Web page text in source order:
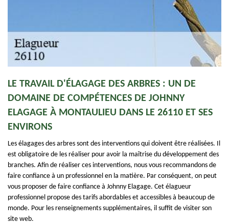
LE TRAVAIL D'ÉLAGAGE DES ARBRES : UN DE
DOMAINE DE COMPÉTENCES DE JOHNNY
ELAGAGE À MONTAULIEU DANS LE 26110 ET SES
ENVIRONS
Les élagages des arbres sont des interventions qui doivent être réalisées. Il
est obligatoire de les réaliser pour avoir la maîtrise du développement des
branches. Afin de réaliser ces interventions, nous vous recommandons de
faire confiance à un professionnel en la matière. Par conséquent, on peut
vous proposer de faire confiance à Johnny Elagage. Cet élagueur
professionnel propose des tarifs abordables et accessibles à beaucoup de
monde. Pour les renseignements supplémentaires, il suffit de visiter son
site web.